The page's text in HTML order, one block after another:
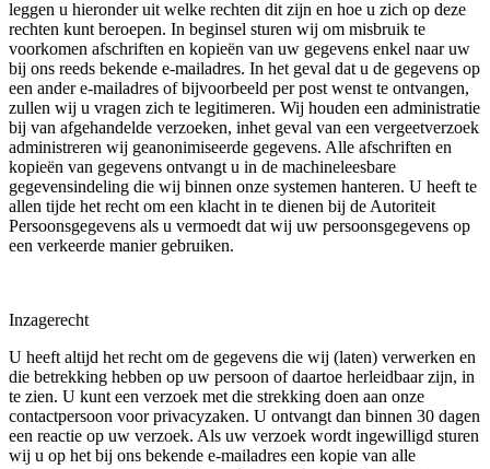
leggen u hieronder uit welke rechten dit zijn en hoe u zich op deze
rechten kunt beroepen. In beginsel sturen wij om misbruik te
voorkomen afschriften en kopieën van uw gegevens enkel naar uw
bij ons reeds bekende e-mailadres. In het geval dat u de gegevens op
een ander e-mailadres of bijvoorbeeld per post wenst te ontvangen,
zullen wij u vragen zich te legitimeren. Wij houden een administratie
bij van afgehandelde verzoeken, inhet geval van een vergeetverzoek
administreren wij geanonimiseerde gegevens. Alle afschriften en
kopieën van gegevens ontvangt u in de machineleesbare
gegevensindeling die wij binnen onze systemen hanteren. U heeft te
allen tijde het recht om een klacht in te dienen bij de Autoriteit
Persoonsgegevens als u vermoedt dat wij uw persoonsgegevens op
een verkeerde manier gebruiken.
Inzagerecht
U heeft altijd het recht om de gegevens die wij (laten) verwerken en
die betrekking hebben op uw persoon of daartoe herleidbaar zijn, in
te zien. U kunt een verzoek met die strekking doen aan onze
contactpersoon voor privacyzaken. U ontvangt dan binnen 30 dagen
een reactie op uw verzoek. Als uw verzoek wordt ingewilligd sturen
wij u op het bij ons bekende e-mailadres een kopie van alle